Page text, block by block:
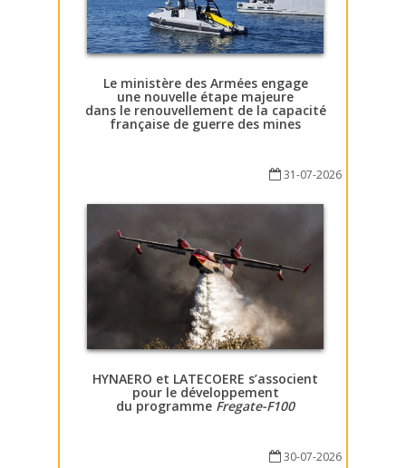
Le ministère des Armées engage
une nouvelle étape majeure
dans le renouvellement de la capacité
française de guerre des mines
31-07-2026
HYNAERO et LATECOERE s’associent
pour le développement
du programme Fregate-F100
30-07-2026